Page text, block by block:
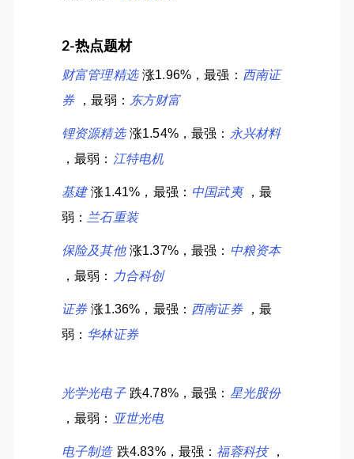
2-热点题材
财富管理精选 涨1.96%，最强： 西南证
券
，最弱： 东方财富
锂资源精选 涨1.54%，最强： 永兴材料
，最弱： 江特电机
基建 涨1.41%，最强： 中国武夷
，最
弱： 兰石重装
保险及其他 涨1.37%，最强： 中粮资本
，最弱：
力合科创
证券 涨1.36%，最强： 西南证券
，最
弱： 华林证券
光学光电子 跌4.78%，最强： 星光股份
，最弱：
亚世光电
电子制造 跌4.83%，最强： 福蓉科技
，